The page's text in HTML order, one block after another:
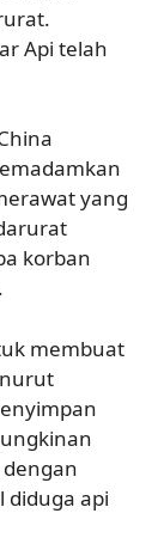
Api telah
yang
korban
membuat
diduga api